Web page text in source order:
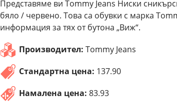
Представяме ви Tommy Jeans Ниски
бяло / червено. Това са обувки с марка
информация за тях от бутона „Виж“.
Производител: Tommy Jeans
Стандартна цена: 137.90
Намалена цена: 83.93